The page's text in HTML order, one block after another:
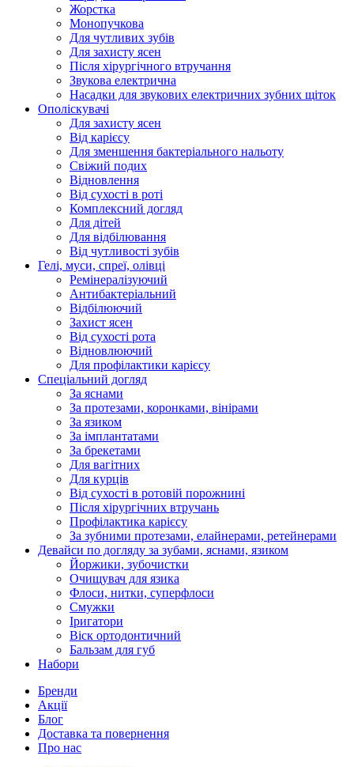
Жорстка
Монопучкова
Для чутливих зубів
Для захисту ясен
Після хірургічного втручання
Звукова електрична
Насадки для звукових електричних зубних щіток
Ополіскувачі
Для захисту ясен
Від карієсу
Для зменшення бактеріального нальоту
Свіжий подих
Відновлення
Від сухості в роті
Комплексний догляд
Для дітей
Для відбілювання
Від чутливості зубів
Гелі, муси, спреї, олівці
Ремінералізуючий
Антибактеріальний
Відбілюючий
Захист ясен
Від сухості рота
Відновлюючий
Для профілактики карієсу
Спеціальний догляд
За яснами
За протезами, коронками, вінірами
За язиком
За імплантатами
За брекетами
Для вагітних
Для курців
Від сухості в ротовій порожнині
Після хірургічних втручань
Профілактика карієсу
За зубними протезами, елайнерами, ретейнерами
Девайси по догляду за зубами, яснами, язиком
Йоржики, зубочистки
Очищувач для язика
Флоси, нитки, суперфлоси
Смужки
Іригатори
Віск ортодонтичний
Бальзам для губ
Набори
Бренди
Акції
Блог
Доставка та повернення
Про нас